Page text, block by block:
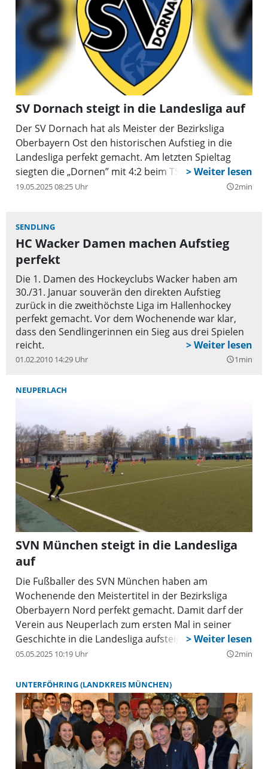
SV Dornach steigt in die Landesliga auf
Der SV Dornach hat als Meister der Bezirksliga
Oberbayern Ost den historischen Aufstieg in die
Landesliga perfekt gemacht. Am letzten Spieltag
siegten die „Dornen” mit 4:2 beim TSV Bad Endorf.
19.05.2025 08:25 Uhr query_builder2min
SENDLING
HC Wacker Damen machen Aufstieg
perfekt
Die 1. Damen des Hockeyclubs Wacker haben am
30./31. Januar souverän den direkten Aufstieg
zurück in die zweithöchste Liga im Hallenhockey
perfekt gemacht. Vor dem Wochenende war klar,
dass den Sendlingerinnen ein Sieg aus drei Spielen
reicht.
01.02.2010 14:29 Uhr query_builder1min
NEUPERLACH
SVN München steigt in die Landesliga
auf
Die Fußballer des SVN München haben am
Wochenende den Meistertitel in der Bezirksliga
Oberbayern Nord perfekt gemacht. Damit darf der
Verein aus Neuperlach zum ersten Mal in seiner
Geschichte in die Landesliga aufsteigen.
05.05.2025 10:19 Uhr query_builder2min
UNTERFÖHRING (LANDKREIS MÜNCHEN)